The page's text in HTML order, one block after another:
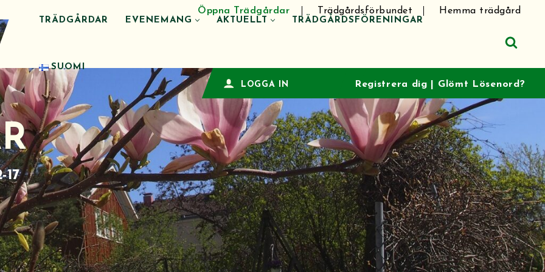
Öppna Trädgårdar Trädgårdsförbundet Hemma trädgård
TRÄDGÅRDAR EVENEMANG AKTUELLT TRÄDGÅRDSFÖRENINGAR
SUOMI
LOGGA IN
Registrera dig Glömt Lösenord?